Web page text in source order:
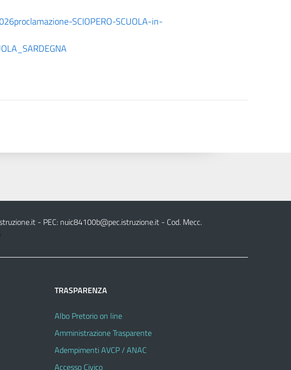
proclamazione-SCIOPERO-SCUOLA-in-
- PEC: nuic84100b@pec.istruzione.it- Cod. Mecc.
TRASPARENZA
Albo Pretorio on line
Amministrazione Trasparente
Adempimenti AVCP / ANAC
Accesso Civico